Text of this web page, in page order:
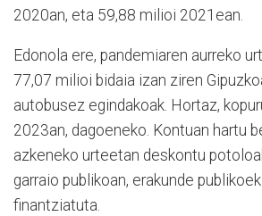
2020an, eta 59,88 milioi 2021ean.
Edonola ere, pandemiaren aurreko
77,07 milioi bidaia izan ziren
autobusez egindakoak. Hortaz,
2023an, dagoeneko. Kontuan hartu
azkeneko urteetan deskontu
garraio publikoan, erakunde
finantziatuta.